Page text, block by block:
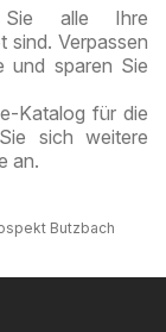
Sie alle Ihre
sind. Verpassen
und sparen Sie
Katalog für die
sich weitere
an.
Butzbach